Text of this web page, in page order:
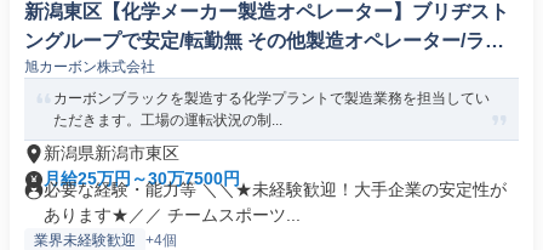
新潟東区【化学メーカー製造オペレーター】ブリヂスト
ングループで安定/転勤無 その他製造オペレーター/ライ
ンマネージャー(機械/電気/電子製品専門職)
旭カーボン株式会社
カーボンブラックを製造する化学プラントで製造業務を担当してい
ただきます。工場の運転状況の制...
新潟県新潟市東区
月給25万円～30万7500円
必要な経験・能力等 ＼＼★未経験歓迎！大手企業の安定性が
あります★／／ チームスポーツ...
業界未経験歓迎 +4個